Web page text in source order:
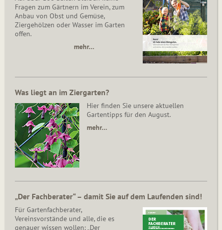
Fragen zum Gärtnern im Verein, zum
Anbau von Obst und Gemüse,
Ziergehölzen oder Wasser im Garten
offen.
mehr…
Was liegt an im Ziergarten?
Hier finden Sie unsere aktuellen
Gartentipps für den August.
mehr…
„Der Fachberater“ – damit Sie auf dem Laufenden sind!
Für Gartenfachberater,
Vereinsvorstände und alle, die es
genauer wissen wollen: „Der